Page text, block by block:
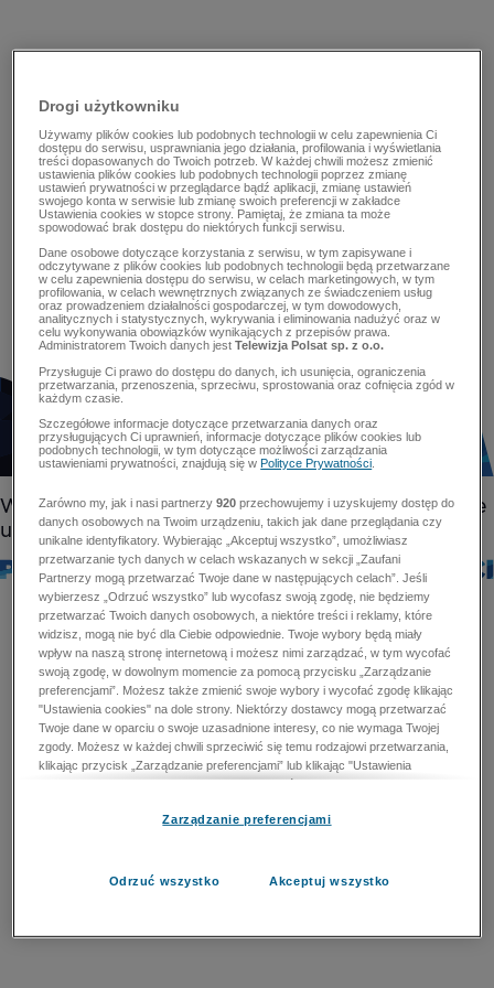
Drogi użytkowniku
Używamy plików cookies lub podobnych technologii w celu zapewnienia Ci
dostępu do serwisu, usprawniania jego działania, profilowania i wyświetlania
treści dopasowanych do Twoich potrzeb. W każdej chwili możesz zmienić
ustawienia plików cookies lub podobnych technologii poprzez zmianę
ustawień prywatności w przeglądarce bądź aplikacji, zmianę ustawień
swojego konta w serwisie lub zmianę swoich preferencji w zakładce
Ustawienia cookies w stopce strony. Pamiętaj, że zmiana ta może
spowodować brak dostępu do niektórych funkcji serwisu.
Dane osobowe dotyczące korzystania z serwisu, w tym zapisywane i
odczytywane z plików cookies lub podobnych technologii będą przetwarzane
w celu zapewnienia dostępu do serwisu, w celach marketingowych, w tym
profilowania, w celach wewnętrznych związanych ze świadczeniem usług
oraz prowadzeniem działalności gospodarczej, w tym dowodowych,
analitycznych i statystycznych, wykrywania i eliminowania nadużyć oraz w
celu wykonywania obowiązków wynikających z przepisów prawa.
Administratorem Twoich danych jestTelewizja Polsat sp. z o.o.
Przysługuje Ci prawo do dostępu do danych, ich usunięcia, ograniczenia
przetwarzania, przenoszenia, sprzeciwu, sprostowania oraz cofnięcia zgód w
każdym czasie.
Szczegółowe informacje dotyczące przetwarzania danych oraz
przysługujących Ci uprawnień, informacje dotyczące plików cookies lub
podobnych technologii, w tym dotyczące możliwości zarządzania
ustawieniami prywatności, znajdują się wPolityce Prywatności
Zarówno my, jak i nasi partnerzy920 przechowujemy i uzyskujemy dostęp do
danych osobowych na Twoim urządzeniu, takich jak dane przeglądania czy
unikalne identyfikatory. Wybierając „Akceptuj wszystko”, umożliwiasz
przetwarzanie tych danych w celach wskazanych w sekcji „Zaufani
Partnerzy mogą przetwarzać Twoje dane w następujących celach”. Jeśli
wybierzesz „Odrzuć wszystko” lub wycofasz swoją zgodę, nie będziemy
przetwarzać Twoich danych osobowych, a niektóre treści i reklamy, które
widzisz, mogą nie być dla Ciebie odpowiednie. Twoje wybory będą miały
wpływ na naszą stronę internetową i możesz nimi zarządzać, w tym wycofać
swoją zgodę, w dowolnym momencie za pomocą przycisku „Zarządzanie
preferencjami”. Możesz także zmienić swoje wybory i wycofać zgodę klikając
"Ustawienia cookies" na dole strony. Niektórzy dostawcy mogą przetwarzać
Twoje dane w oparciu o swoje uzasadnione interesy, co nie wymaga Twojej
zgody. Możesz w każdej chwili sprzeciwić się temu rodzajowi przetwarzania,
klikając przycisk „Zarządzanie preferencjami” lub klikając "Ustawienia
cookies" na dole strony. Nie możesz sprzeciwić się przetwarzaniu przez
zapobiegania oszustwom i naprawiania błędów, a w tym celu mogą zostać
przetwarzaniu danych osobowych w celu dostarczania i prezentacji reklam i
Zarządzanie preferencjami
Odrzuć wszystko Akceptuj wszystko